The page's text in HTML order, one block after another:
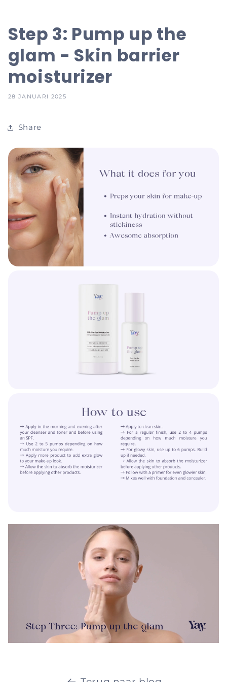
Step 3: Pump up the
glam - Skin barrier
moisturizer
28 JANUARI 2025
Share